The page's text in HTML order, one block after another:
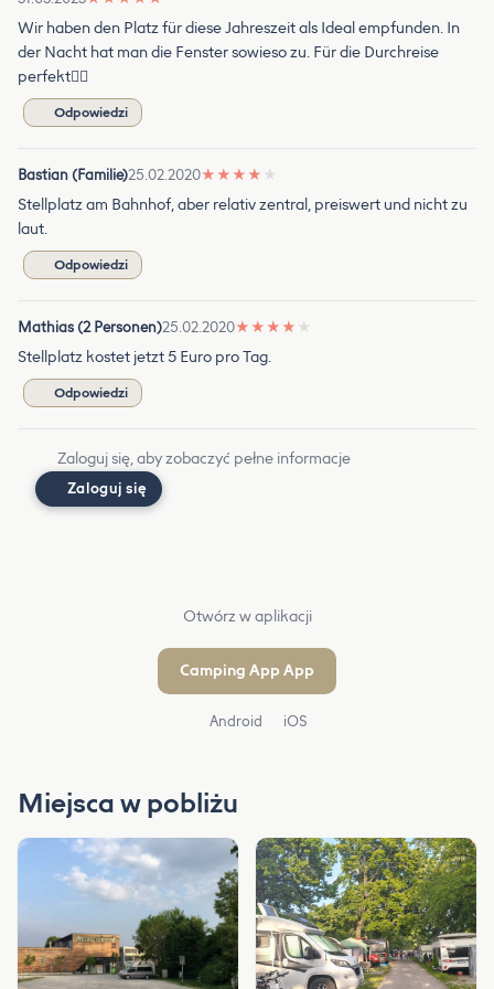
Wir haben den Platz für diese Jahreszeit als Ideal empfunden. In
der Nacht hat man die Fenster sowieso zu. Für die Durchreise
perfekt👍🏻
Odpowiedzi
Bastian (Familie)25.02.2020★ ★ ★ ★ ★
Stellplatz am Bahnhof, aber relativ zentral, preiswert und nicht zu
laut.
Odpowiedzi
Mathias (2 Personen)25.02.2020★ ★ ★ ★ ★
Stellplatz kostet jetzt 5 Euro pro Tag.
Odpowiedzi
Zaloguj się, aby zobaczyć pełne informacje
Zaloguj się
Otwórz w aplikacji
Camping App App
Android iOS
Miejsca w pobliżu